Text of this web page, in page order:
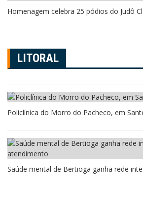
Homenagem celebra 25 pódios do Judô
LITORAL
Policlínica do Morro do Pacheco, em
Saúde mental de Bertioga ganha rede